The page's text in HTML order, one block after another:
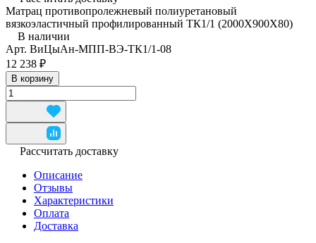
Матрац противопролежневый полиуретановый
вязкоэластичный профилированный ТК1/1 (2000Х900Х80)
В наличии
Арт. ВиЦыАн-МПП-ВЭ-ТК1/1-08
12 238 ₽
В корзину
Рассчитать доставку
Описание
Отзывы
Характеристики
Оплата
Доставка